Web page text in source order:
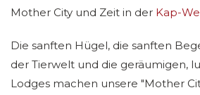
Mother City und Zeit in der Kap-
Die sanften Hügel, die sanften
der Tierwelt und die geräumigen,
Lodges machen unsere "Mother